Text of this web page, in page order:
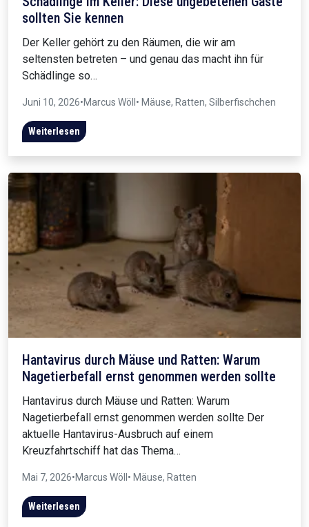
sollten Sie kennen
Der Keller gehört zu den Räumen, die wir am
seltensten betreten – und genau das macht ihn für
Schädlinge so…
Juni 10, 2026•Marcus Wöll • Mäuse, Ratten, Silberfischchen
Weiterlesen
Hantavirus durch Mäuse und Ratten: Warum
Nagetierbefall ernst genommen werden sollte
Hantavirus durch Mäuse und Ratten: Warum
Nagetierbefall ernst genommen werden sollte Der
aktuelle Hantavirus-Ausbruch auf einem
Kreuzfahrtschiff hat das Thema…
Mai 7, 2026•Marcus Wöll • Mäuse, Ratten
Weiterlesen